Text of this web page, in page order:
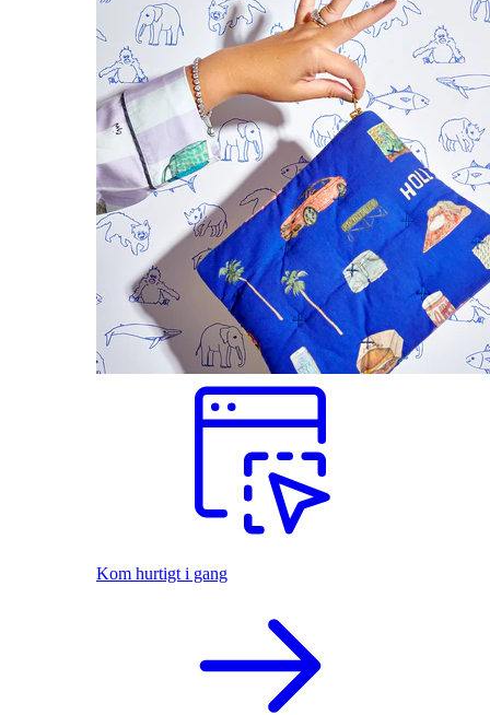
Kom hurtigt i gang